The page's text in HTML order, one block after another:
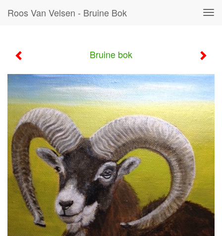
Roos Van Velsen - Bruine Bok
Bruine bok